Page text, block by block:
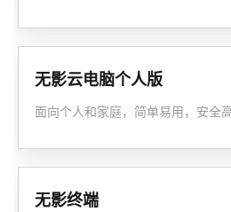
无影云电脑个人版
面向个人和家庭，简单易用，安全高
无影终端